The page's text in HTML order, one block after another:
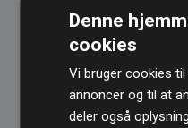
reducerende effekt,
dobbelt så meget
Alle projekter er
Standard– en
Denne
cookies
Vi bruger cookies
annoncer og til at
deler også